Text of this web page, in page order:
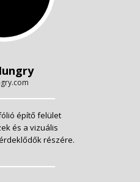
építő felület
és a vizuális
részére.